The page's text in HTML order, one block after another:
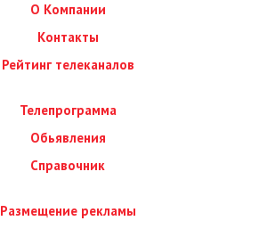
О Компании
Контакты
Рейтинг телеканалов
Телепрограмма
Обьявления
Справочник
Размещение рекламы